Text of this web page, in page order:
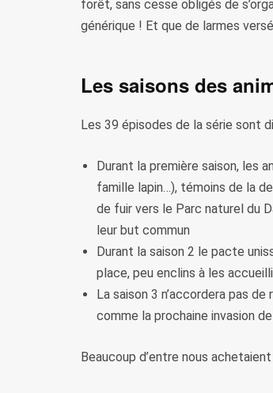
forêt, sans cesse obligés de
générique ! Et que de larmes
Les saisons des
Les 39 épisodes de la série sont
Durant la première saison, les
famille lapin…), témoins de la
de fuir vers le Parc naturel du
leur but commun
Durant la saison 2 le pacte
place, peu enclins à les
La saison 3 n’accordera pas
comme la prochaine invasion
Beaucoup d’entre nous